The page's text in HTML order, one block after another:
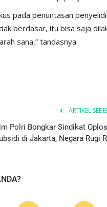
pada penuntasan
berdasar, itu bisa saja
sana,” tandasnya.
ARTIKEL
Polri Bongkar Sindikat
di Jakarta, Negara Rugi
Hak Orang...
Kupang Mei 15, 2025 542